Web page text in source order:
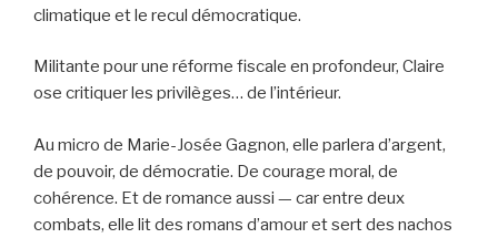
climatique et le recul démocratique.
Militante pour une réforme fiscale en profondeur, Claire
ose critiquer les privilèges… de l’intérieur.
Au micro de Marie-Josée Gagnon, elle parlera d’argent,
de pouvoir, de démocratie. De courage moral, de
cohérence. Et de romance aussi — car entre deux
combats, elle lit des romans d’amour et sert des nachos